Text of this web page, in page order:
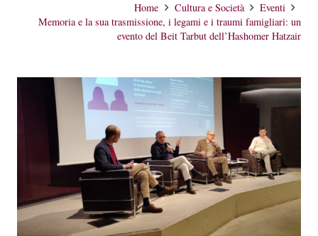
Home Cultura e Società
Eventi
Memoria e la sua trasmissione, i legami e i traumi famigliari: un
evento del Beit Tarbut dell’Hashomer Hatzair